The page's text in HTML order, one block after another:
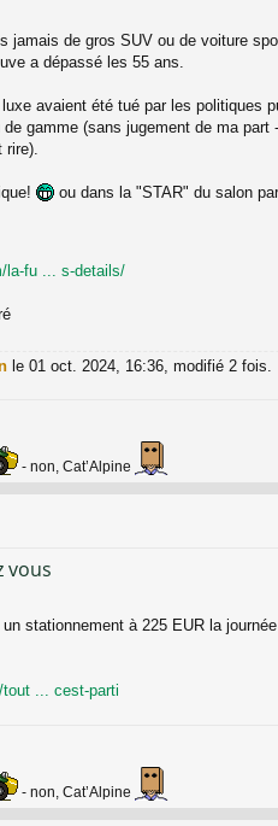
jamais de gros SUV ou de voiture
a dépassé les 55 ans.
avaient été tué par les politiques
gamme (sans jugement de ma part
rire).
ou dans la "STAR" du salon
la-fu ... s-details/
le 01 oct. 2024, 16:36, modifié 2 fois.
- non, Cat’Alpine
vous
stationnement à 225 EUR la
tout ... cest-parti
- non, Cat’Alpine